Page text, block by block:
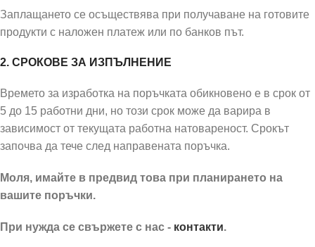
Заплащането се осъществява при получаване на готовите
продукти с наложен платеж или по банков път.
2. СРОКОВЕ ЗА ИЗПЪЛНЕНИЕ
Времето за изработка на поръчката обикновено е в срок от
5 до 15 работни дни, но този срок може да варира в
зависимост от текущата работна натовареност. Срокът
започва да тече след направената поръчка.
Моля, имайте в предвид това при планирането на
вашите поръчки.
При нужда се свържете с нас - контакти.